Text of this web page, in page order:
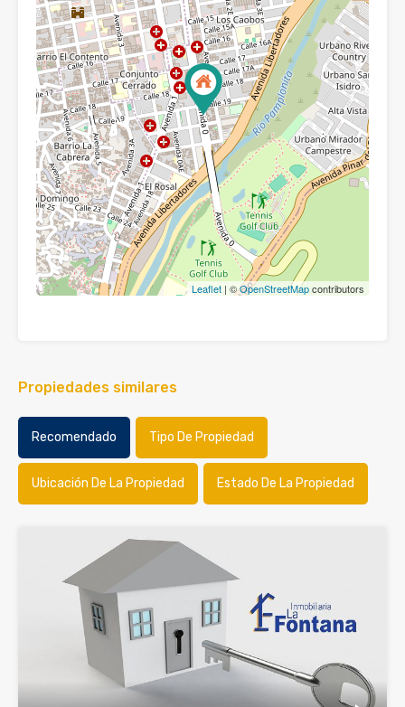
Leaflet | ©OpenStreetMapcontributors
Propiedades similares
Recomendado Tipo De Propiedad
Ubicación De La Propiedad Estado De La Propiedad